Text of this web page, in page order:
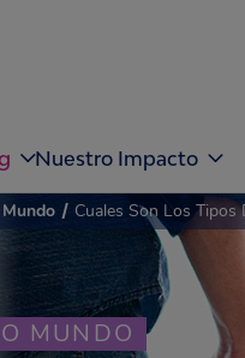
Nuestro Impacto
MUNDO
/ Cuales Son Los Tipos